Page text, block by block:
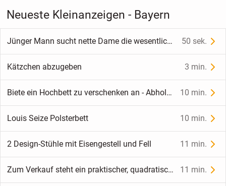
Neueste Kleinanzeigen - Bayern
Jünger Mann sucht nette Dame die wesentlich älter sein soll. 50 sek.
Kätzchen abzugeben 3 min.
Biete ein Hochbett zu verschenken an - Abholung bis 11.08 - danach wird es entsorgt. 10 min.
Louis Seize Polsterbett 10 min.
2 Design-Stühle mit Eisengestell und Fell 11 min.
Zum Verkauf steht ein praktischer, quadratischer Massivholztisch 11 min.